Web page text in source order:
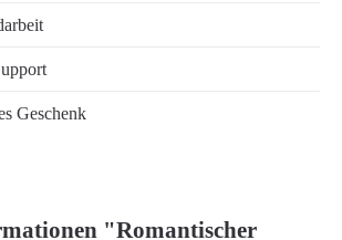
Geschenk
"Romantischer